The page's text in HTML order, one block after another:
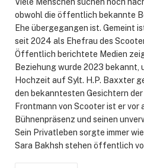
obwohl die öffentlich bekannte
Ehe übergegangen ist. Gemeint
seit 2024 als Ehefrau des
Öffentlich berichtete Medien
Beziehung wurde 2023 bekannt,
Hochzeit auf Sylt. H.P. Baxxter
den bekanntesten Gesichtern
Frontmann von Scooter ist er vor
Bühnenpräsenz und seinen
Sein Privatleben sorgte immer
Sara Bakhsh stehen öffentlich